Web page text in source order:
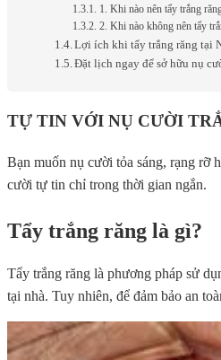
1. Khi nào nên tẩy trắng
2. Khi nào không nên tẩy
Lợi ích khi tẩy trắng răng tại
Đặt lịch ngay để sở hữu nụ
TỰ TIN VỚI NỤ CƯỜI
Bạn muốn nụ cười tỏa sáng, rạng rỡ
cười tự tin chỉ trong thời gian ngắn.
Tẩy trắng răng là gì?
Tẩy trắng răng là phương pháp sử
tại nhà. Tuy nhiên, để đảm bảo an